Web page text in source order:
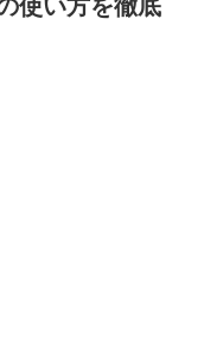
使い方を徹底